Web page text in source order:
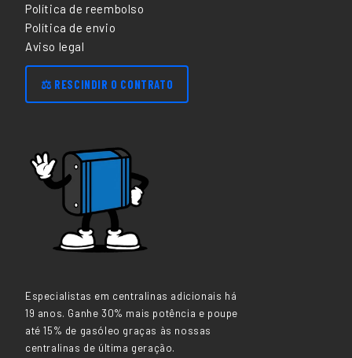
Política de reembolso
Política de envio
Aviso legal
⚖️ RESCINDIR O CONTRATO
Especialistas em centralinas adicionais há
19 anos. Ganhe 30% mais potência e poupe
até 15% de gasóleo graças às nossas
centralinas de última geração.